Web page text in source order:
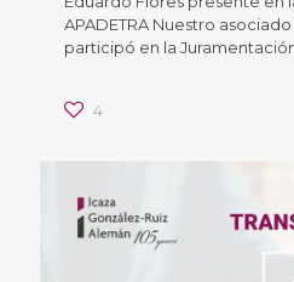
APADETRA Nuestro
participó en la
4